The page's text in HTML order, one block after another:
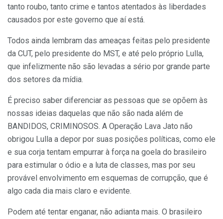
tanto roubo, tanto crime e tantos atentados às liberdades
causados por este governo que aí está.
Todos ainda lembram das ameaças feitas pelo presidente
da CUT, pelo presidente do MST, e até pelo próprio Lulla,
que infelizmente não são levadas a sério por grande parte
dos setores da mídia.
É preciso saber diferenciar as pessoas que se opõem às
nossas ideias daquelas que não são nada além de
BANDIDOS, CRIMINOSOS. A Operação Lava Jato não
obrigou Lulla a depor por suas posições políticas, como ele
e sua corja tentam empurrar à força na goela do brasileiro
para estimular o ódio e a luta de classes, mas por seu
provável envolvimento em esquemas de corrupção, que é
algo cada dia mais claro e evidente.
Podem até tentar enganar, não adianta mais. O brasileiro